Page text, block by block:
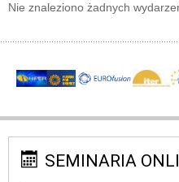
Nie znaleziono żadnych
SEMINARIA